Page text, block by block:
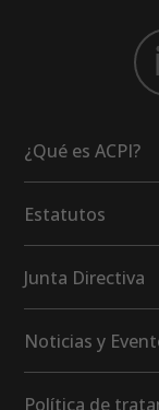
¿Qué es ACPI?
Estatutos
Junta Directiva
Noticias y
Política de